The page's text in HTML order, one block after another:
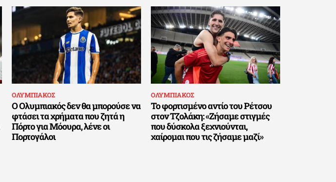
ΟΛΥΜΠΙΑΚΟΣ
Ο Ολυμπιακός δεν θα μπορούσε να
φτάσει τα χρήματα που ζητά η
Πόρτο για Μόουρα, λένε οι
Πορτογάλοι
ΟΛΥΜΠΙΑΚΟΣ
Το φορτισμένο αντίο του Ρέτσου
στον Τζολάκη: «Ζήσαμε στιγμές
που δύσκολα ξεχνιούνται,
χαίρομαι που τις ζήσαμε μαζί»